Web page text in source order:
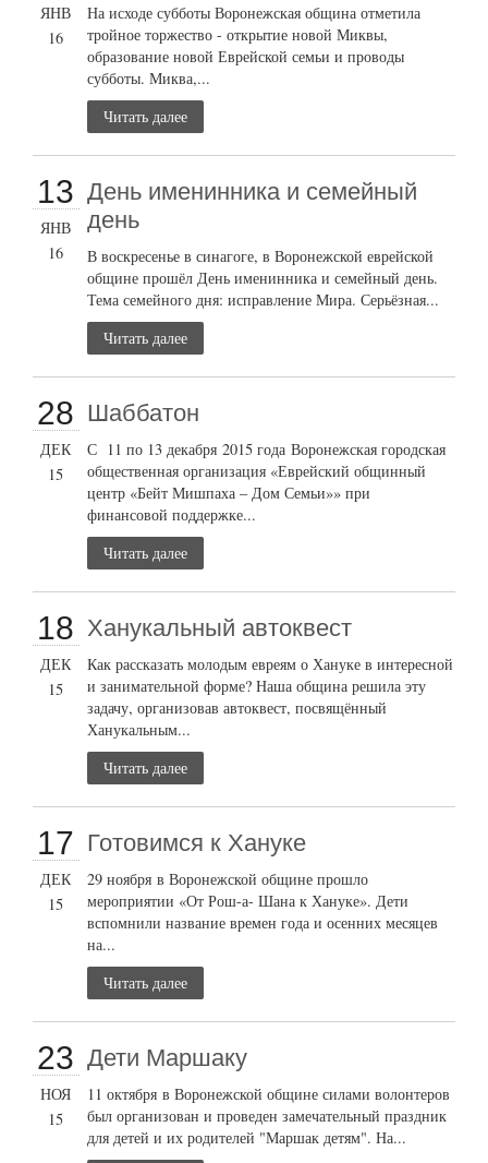
ЯНВ
16
На исходе субботы Воронежская община отметила
тройное торжество - открытие новой Миквы,
образование новой Еврейской семьи и проводы
субботы. Миква,...
Читать далее
13
ЯНВ
16
День именинника и семейный
день
В воскресенье в синагоге, в Воронежской еврейской
общине прошёл День именинника и семейный день.
Тема семейного дня: исправление Мира. Серьёзная...
Читать далее
28
ДЕК
15
Шаббатон
С 11 по 13 декабря 2015 года Воронежская городская
общественная организация «Еврейский общинный
центр «Бейт Мишпаха – Дом Семьи»» при
финансовой поддержке...
Читать далее
18
ДЕК
15
Ханукальный автоквест
Как рассказать молодым евреям о Хануке в интересной
и занимательной форме? Наша община решила эту
задачу, организовав автоквест, посвящённый
Ханукальным...
Читать далее
17
ДЕК
15
Готовимся к Хануке
29 ноября в Воронежской общине прошло
мероприятии «От Рош-а- Шана к Хануке». Дети
вспомнили название времен года и осенних месяцев
на...
Читать далее
23
НОЯ
15
Дети Маршаку
11 октября в Воронежской общине силами волонтеров
был организован и проведен замечательный праздник
для детей и их родителей "Маршак детям". На...